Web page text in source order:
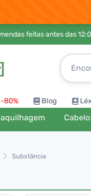
feitas antes das
80% Blog
Cabelo
Substância